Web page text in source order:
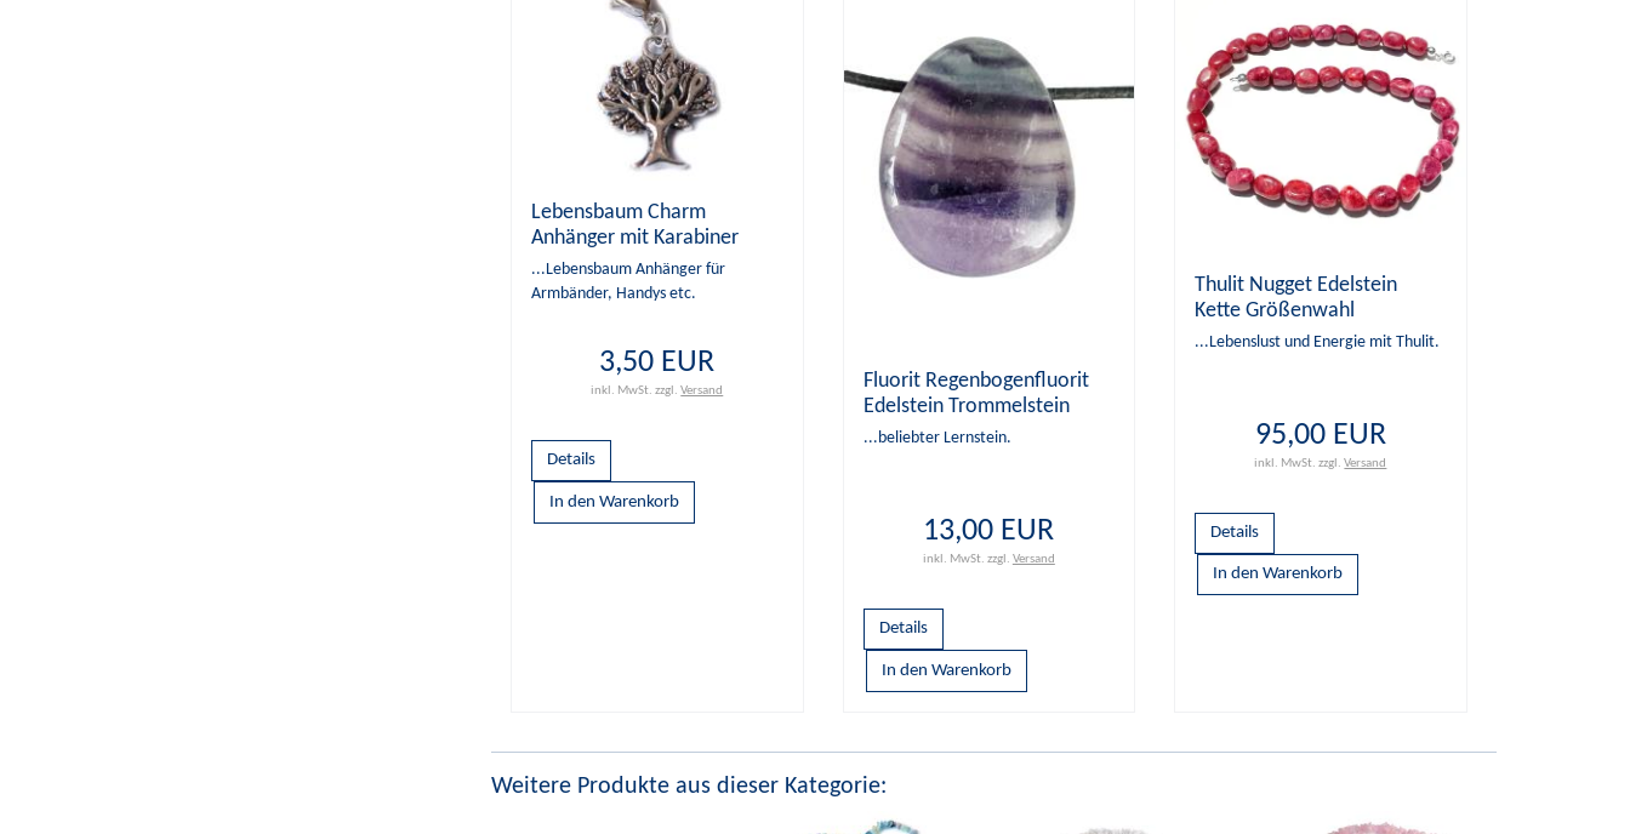
Lebensbaum Charm
Anhänger mit Karabiner
oder Handyband
...Lebensbaum Anhänger für
Armbänder, Handys etc.
3,50 EUR
inkl. MwSt. zzgl.Versand
Details
Fluorit Regenbogenfluorit
Edelstein Trommelstein
Ketten Anhänger quer
...beliebter Lernstein.
13,00 EUR
inkl. MwSt. zzgl. Versand
Details
Thulit Nugget Edelstein
Kette Größenwahl
...Lebenslust und Energie mit Thulit.
95,00 EUR
inkl. MwSt. zzgl.Versand
Details
Weitere Produkte aus dieser Kategorie: